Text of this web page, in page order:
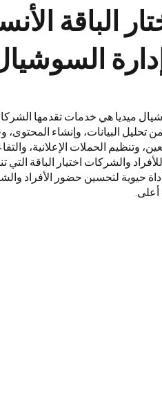
الباقة
ميديا هي خدمات تقدمها
تحليل البيانات، وإنشاء المحتوى،
وتنظيم الحملات الإعلانية،
والشركات اختيار الباقة التي
حيوية لتحسين حضور الأفراد
أعلى.